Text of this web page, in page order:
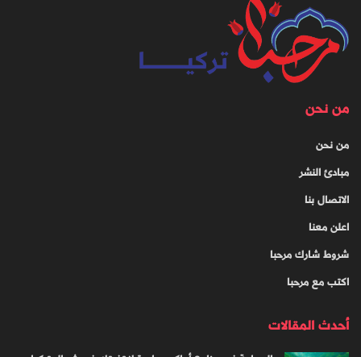
من نحن
من نحن
مبادئ النشر
الاتصال بنا
اعلن معنا
شروط شارك مرحبا
اكتب مع مرحبا
أحدث المقالات